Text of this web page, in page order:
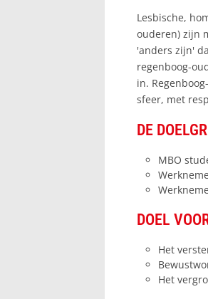
Lesbische,
ouderen) zijn
'anders zijn'
regenboog-
in.
sfeer, met
DE
MBO
DOEL
Het
Het